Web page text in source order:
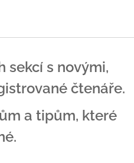
sekcí s novými,
čtenáře.
a tipům, které